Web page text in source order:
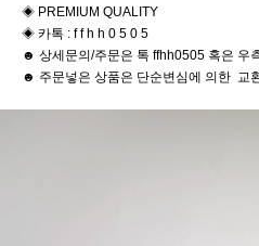
◈ PREMIUM QUALITY
◈ 카톡 : f f h h 0 5 0 5
☻ 상세문의/주문은 톡 ffhh0505 혹은 우
☻ 주문넣은 상품은 단순변심에 의한 교